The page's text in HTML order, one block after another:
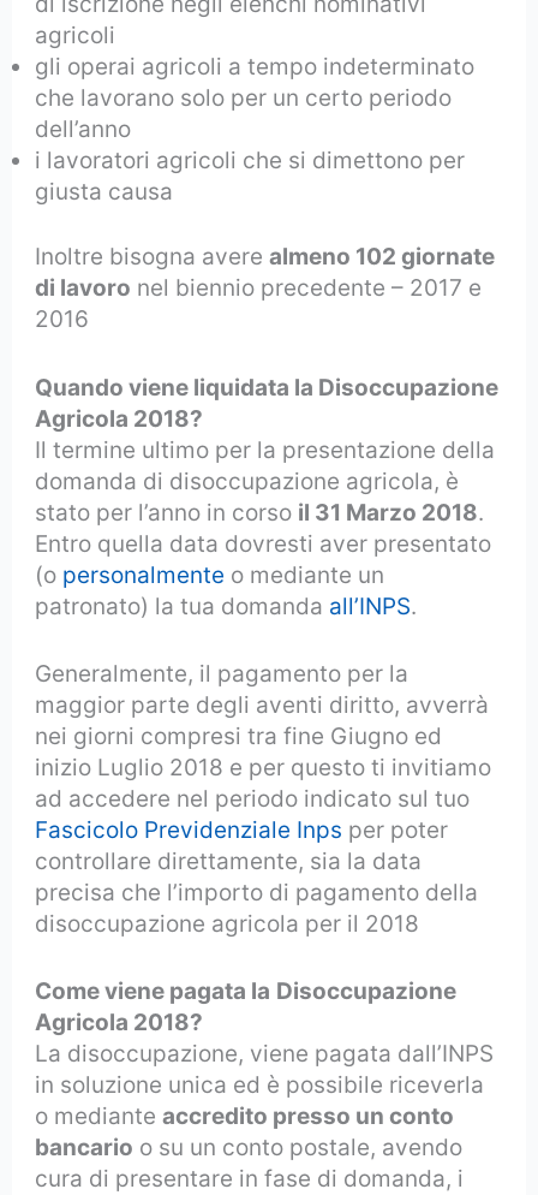
agricoli
gli operai agricoli a tempo indeterminato
che lavorano solo per un certo periodo
dell’anno
i lavoratori agricoli che si dimettono per
giusta causa
Inoltre bisogna averealmeno 102 giornate
di lavoro nel biennio precedente – 2017 e
2016
Quando viene liquidata la Disoccupazione
Agricola 2018?
Il termine ultimo per la presentazione della
domanda di disoccupazione agricola, è
stato per l’anno in corso il 31 Marzo 2018.
Entro quella data dovresti aver presentato
(o personalmente o mediante un
patronato) la tua domanda all’INPS.
Generalmente, il pagamento per la
maggior parte degli aventi diritto, avverrà
nei giorni compresi tra fine Giugno ed
inizio Luglio 2018 e per questo ti invitiamo
ad accedere nel periodo indicato sul tuo
Fascicolo Previdenziale Inps per poter
controllare direttamente, sia la data
precisa che l’importo di pagamento della
disoccupazione agricola per il 2018
Come viene pagata la Disoccupazione
Agricola 2018?
La disoccupazione, viene pagata dall’INPS
in soluzione unica ed è possibile riceverla
o medianteaccredito presso un conto
bancario o su un conto postale, avendo
cura di presentare in fase di domanda, i